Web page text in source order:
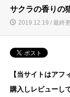
サクラの香りの
2019.12.19 / 最終
【当サイトはア
購入しレビューし